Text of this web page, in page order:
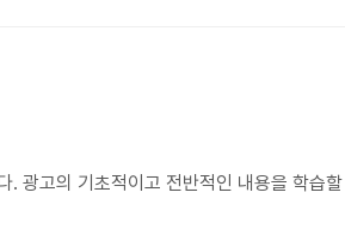
. 광고의 기초적이고 전반적인 내용을 학습